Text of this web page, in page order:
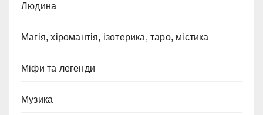
Людина
Магія, хіромантія, ізотерика, таро, містика
Міфи та легенди
Музика